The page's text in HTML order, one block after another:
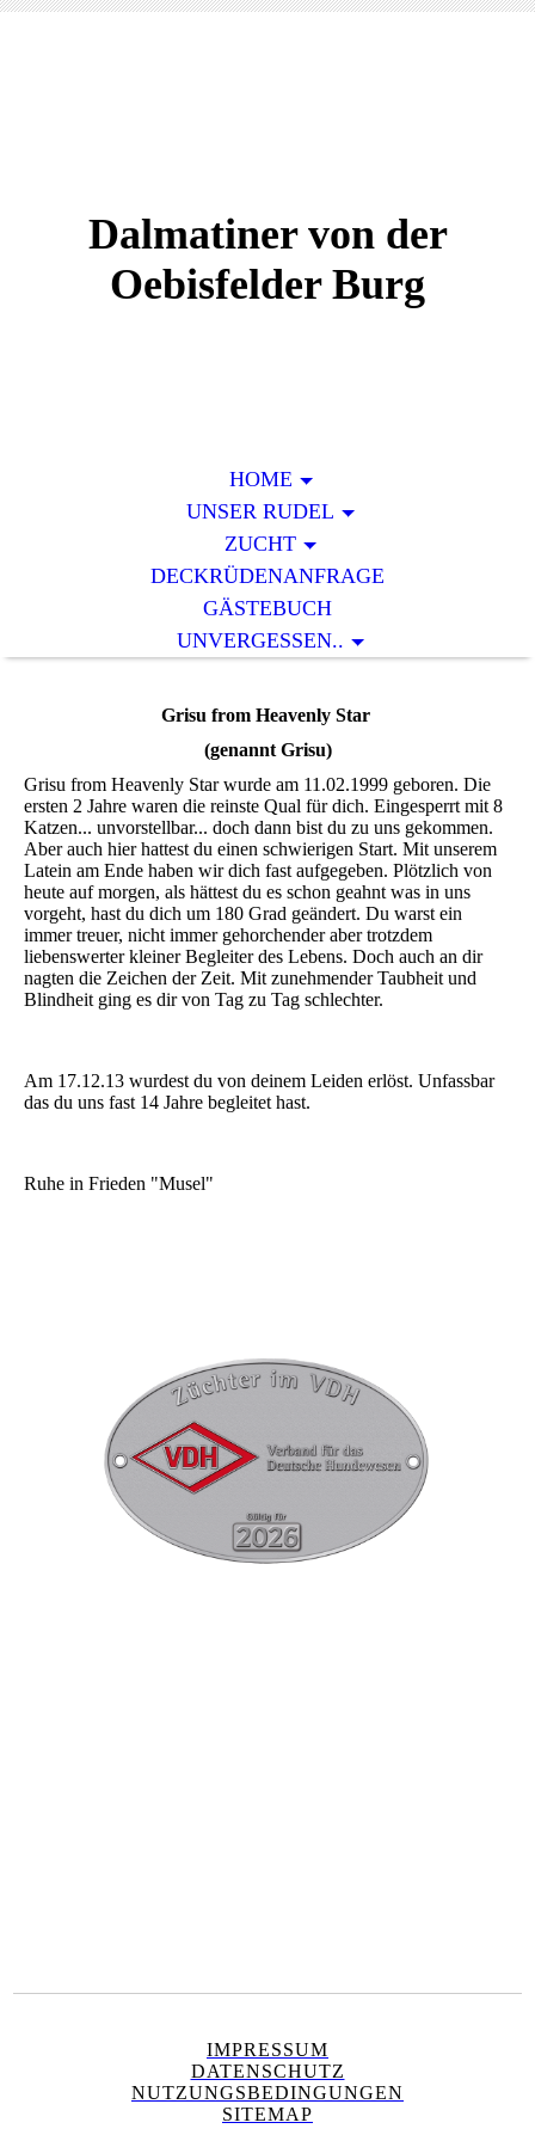
Dalmatiner von der
Oebisfelder Burg
HOME
UNSER RUDEL
ZUCHT
DECKRÜDENANFRAGE
GÄSTEBUCH
UNVERGESSEN..
Grisu from Heavenly Star
(genannt Grisu)
Grisu from Heavenly Star wurde am 11.02.1999 geboren. Die
ersten 2 Jahre waren die reinste Qual für dich. Eingesperrt mit 8
Katzen... unvorstellbar... doch dann bist du zu uns gekommen.
Aber auch hier hattest du einen schwierigen Start. Mit unserem
Latein am Ende haben wir dich fast aufgegeben. Plötzlich von
heute auf morgen, als hättest du es schon geahnt was in uns
vorgeht, hast du dich um 180 Grad geändert. Du warst ein
immer treuer, nicht immer gehorchender aber trotzdem
liebenswerter kleiner Begleiter des Lebens. Doch auch an dir
nagten die Zeichen der Zeit. Mit zunehmender Taubheit und
Blindheit ging es dir von Tag zu Tag schlechter.
Am 17.12.13 wurdest du von deinem Leiden erlöst. Unfassbar
das du uns fast 14 Jahre begleitet hast.
Ruhe in Frieden "Musel"
IMPRESSUM
DATENSCHUTZ
NUTZUNGSBEDINGUNGEN
SITEMAP